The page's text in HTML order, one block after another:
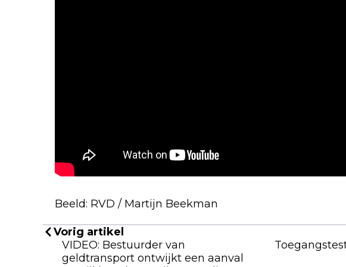
Beeld: RVD / Martijn Beekman
Vorig artikel
VIDEO: Bestuurder van
geldtransport ontwijkt een aanval